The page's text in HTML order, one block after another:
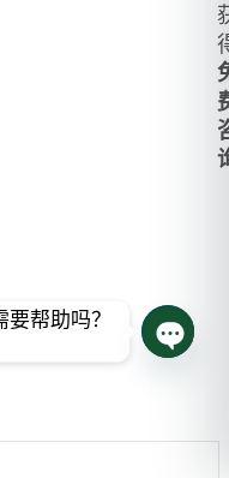
要帮助吗？